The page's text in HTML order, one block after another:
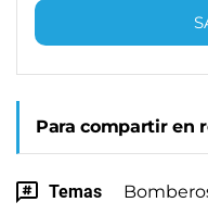
Para compartir en
Temas